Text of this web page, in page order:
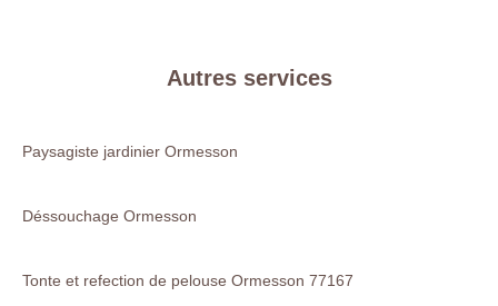
Autres services
Paysagiste jardinier Ormesson
Déssouchage Ormesson
Tonte et refection de pelouse Ormesson 77167